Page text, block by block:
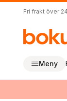
Fri frakt över
Meny